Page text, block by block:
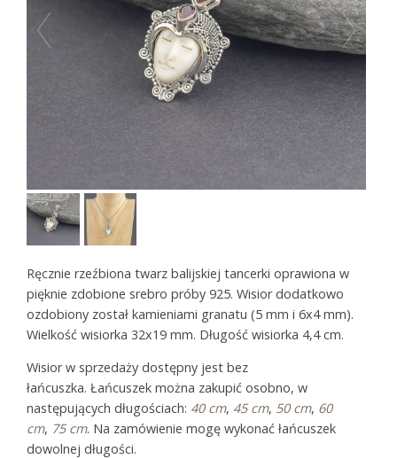
Ręcznie rzeźbiona twarz balijskiej tancerki oprawiona w
pięknie zdobione srebro próby 925. Wisior dodatkowo
ozdobiony został kamieniami granatu (5 mm i 6x4 mm).
Wielkość wisiorka 32x19 mm. Długość wisiorka 4,4 cm.
Wisior w sprzedaży dostępny jest bez
łańcuszka. Łańcuszek można zakupić osobno, w
następujących długościach: 40 cm, 45 cm, 50 cm, 60
cm, 75 cm. Na zamówienie mogę wykonać łańcuszek
dowolnej długości.